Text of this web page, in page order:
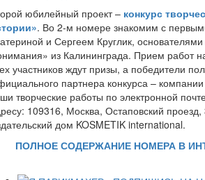
юбилейный проект – конкурс
. Во 2-м номере знакомим с
и Сергеем Круглик,
из Калининграда. Прием работ
участников ждут призы, а победители
партнера конкурса –
творческие работы по электронной
109316, Москва, Остаповский проезд,
дом KOSMETIK international.
ПОЛНОЕ СОДЕРЖАНИЕ НОМЕРА В